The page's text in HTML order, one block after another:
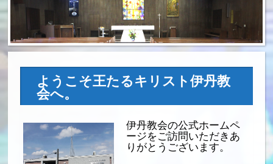
ようこそ王たるキリスト伊丹教
会へ。
伊丹教会の公式ホームペ
ージをご訪問いただきあ
りがとうございます。